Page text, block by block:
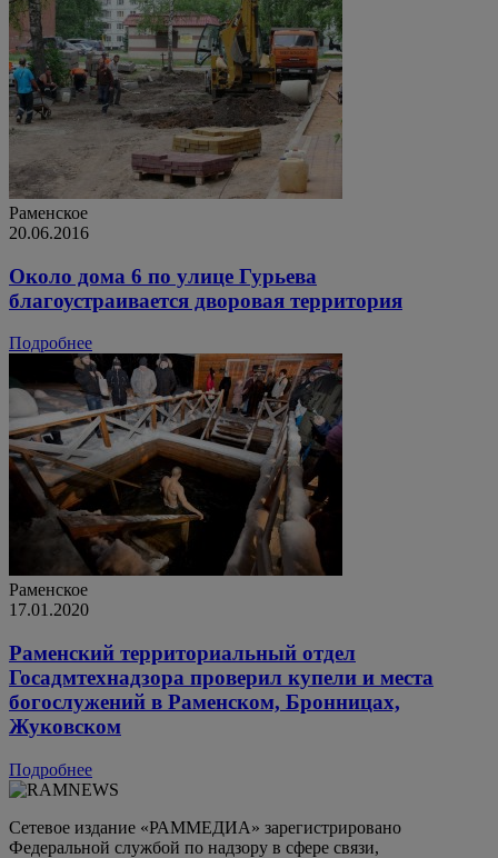
Раменское
20.06.2016
Около дома 6 по улице Гурьева
благоустраивается дворовая территория
Подробнее
Раменское
17.01.2020
Раменский территориальный отдел
Госадмтехнадзора проверил купели и места
богослужений в Раменском, Бронницах,
Жуковском
Подробнее
Сетевое издание «РАММЕДИА» зарегистрировано
Федеральной службой по надзору в сфере связи,